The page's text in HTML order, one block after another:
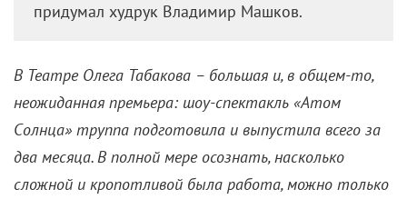
придумал худрук Владимир Машков.
В Театре Олега Табакова – большая и, в общем-то,
неожиданная премьера: шоу-спектакль «Атом
Cолнца» труппа подготовила и выпустила всего за
два месяца. В полной мере осознать, насколько
сложной и кропотливой была работа, можно только